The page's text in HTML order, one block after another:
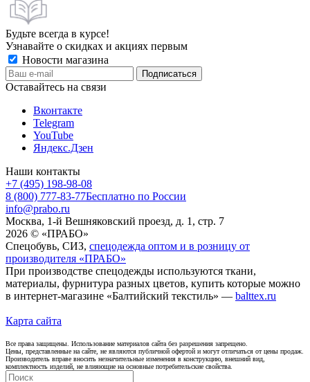
Будьте всегда в курсе!
Узнавайте о скидках и акциях первым
Новости магазина
Оставайтесь на связи
Вконтакте
Telegram
YouTube
Яндекс.Дзен
Наши контакты
+7 (495) 198-98-08
8 (800) 777-83-77Бесплатно по России
info@prabo.ru
Москва, 1-й Вешняковский проезд, д. 1, стр. 7
2026 © «ПРАБО»
Спецобувь, СИЗ, спецодежда оптом и в розницу от
производителя «ПРАБО»
При производстве спецодежды используются ткани,
материалы, фурнитура разных цветов, купить которые можно
в интернет-магазине «Балтийский текстиль» — balttex.ru
Карта сайта
Все права защищены. Использование материалов сайта без разрешения запрещено.
Цены, представленные на сайте, не являются публичной офертой и могут отличаться от цены продаж.
Производитель вправе вносить незначительные изменения в конструкцию, внешний вид,
комплектность изделий, не влияющие на основные потребительские свойства.